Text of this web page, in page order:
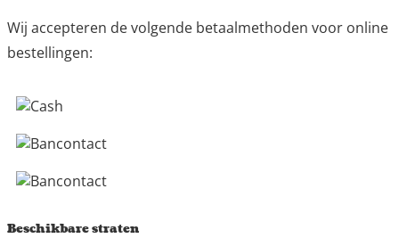
Wij accepteren de volgende betaalmethoden voor online
bestellingen:
Beschikbare straten